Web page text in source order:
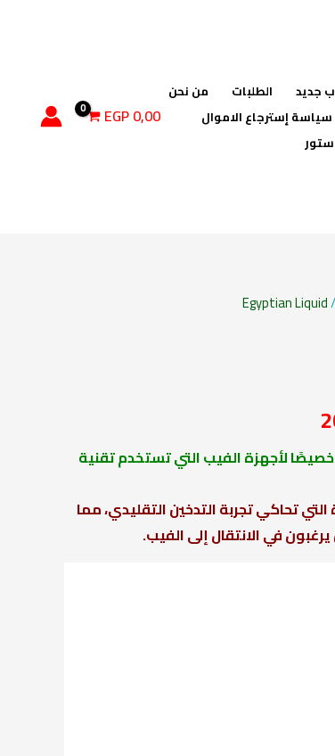
جديد الطلبات
من نحن
سياسة إسترجاع الاموال
0,00
EGP
Egyptian Liquid/ نطاق
خلاللأجهزة الفيب التي تستخدم تقنية
التي تحاكي تجربة التدخين التقليدي، مما
يرغبون في الانتقال إلى الفيب.